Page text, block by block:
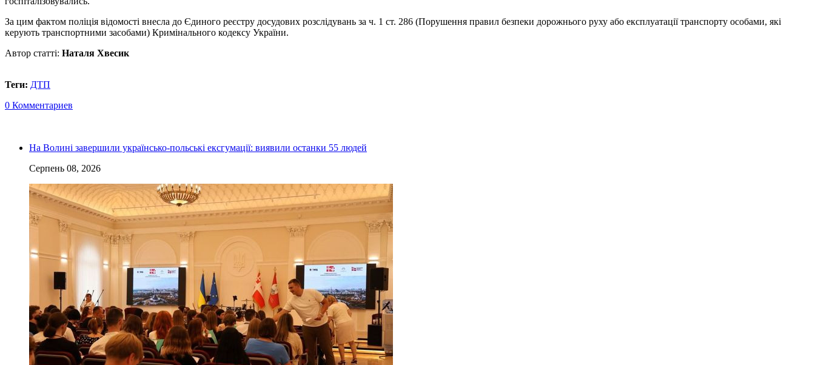
За цим фактом поліція відомості внесла до Єдиного реєстру досудових розслідувань за ч. 1 ст. 286 (Порушення правил безпеки дорожнього руху або експлуатації транспорту особами, які
керують транспортними засобами) Кримінального кодексу України.
Автор статті: Наталя Хвесик
Теги: ДТП
0 Комментариев
На Волині завершили українсько-польські ексгумації: виявили останки 55 людей
Серпень 08, 2026